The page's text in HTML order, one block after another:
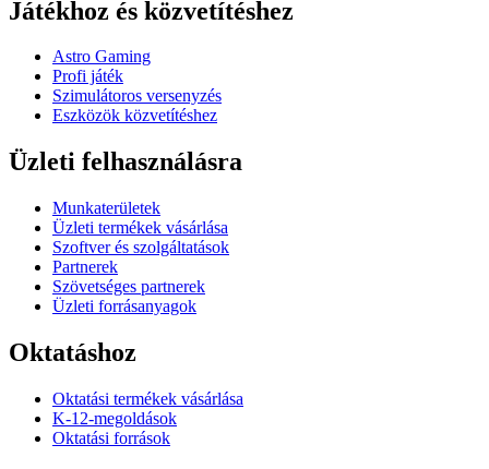
Játékhoz és közvetítéshez
Astro Gaming
Profi játék
Szimulátoros versenyzés
Eszközök közvetítéshez
Üzleti felhasználásra
Munkaterületek
Üzleti termékek vásárlása
Szoftver és szolgáltatások
Partnerek
Szövetséges partnerek
Üzleti forrásanyagok
Oktatáshoz
Oktatási termékek vásárlása
K-12-megoldások
Oktatási források